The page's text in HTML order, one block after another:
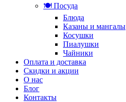
🍽️ Посуда
Блюда
Казаны и мангалы
Косушки
Пиалушки
Чайники
Оплата и доставка
Скидки и акции
О нас
Блог
Контакты